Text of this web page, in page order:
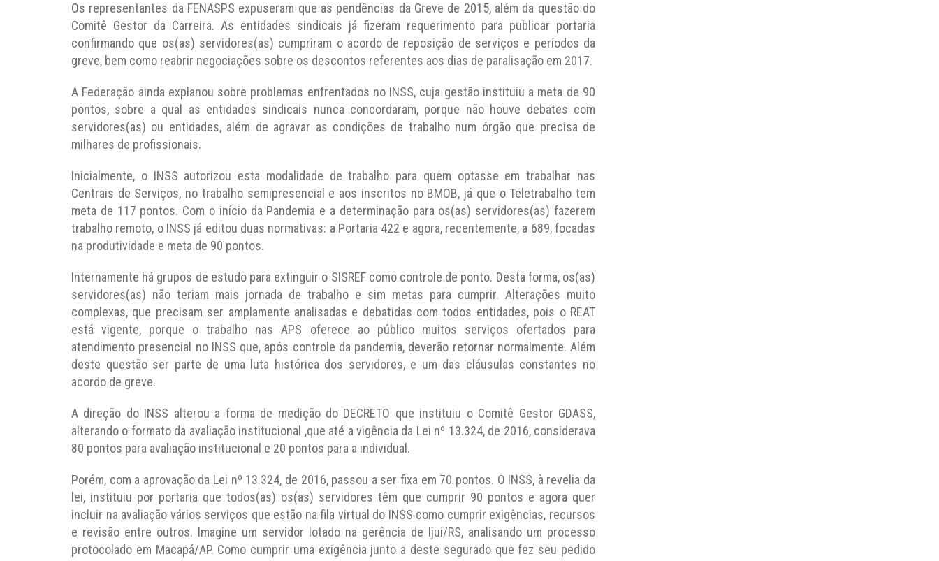
Os representantes da FENASPS expuseram que as pendências da Greve de 2015, além da questão do
Comitê Gestor da Carreira. As entidades sindicais já fizeram requerimento para publicar portaria
confirmando que os(as) servidores(as) cumpriram o acordo de reposição de serviços e períodos da
greve, bem como reabrir negociações sobre os descontos referentes aos dias de paralisação em 2017.
A Federação ainda explanou sobre problemas enfrentados no INSS, cuja gestão instituiu a meta de 90
pontos, sobre a qual as entidades sindicais nunca concordaram, porque não houve debates com
servidores(as) ou entidades, além de agravar as condições de trabalho num órgão que precisa de
milhares de profissionais.
Inicialmente, o INSS autorizou esta modalidade de trabalho para quem optasse em trabalhar nas
Centrais de Serviços, no trabalho semipresencial e aos inscritos no BMOB, já que o Teletrabalho tem
meta de 117 pontos. Com o início da Pandemia e a determinação para os(as) servidores(as) fazerem
trabalho remoto, o INSS já editou duas normativas: a Portaria 422 e agora, recentemente, a 689, focadas
na produtividade e meta de 90 pontos.
Internamente há grupos de estudo para extinguir o SISREF como controle de ponto. Desta forma, os(as)
servidores(as) não teriam mais jornada de trabalho e sim metas para cumprir. Alterações muito
complexas, que precisam ser amplamente analisadas e debatidas com todos entidades, pois o REAT
está vigente, porque o trabalho nas APS oferece ao público muitos serviços ofertados para
atendimento presencial no INSS que, após controle da pandemia, deverão retornar normalmente. Além
deste questão ser parte de uma luta histórica dos servidores, e um das cláusulas constantes no
acordo de greve.
A direção do INSS alterou a forma de medição do DECRETO que instituiu o Comitê Gestor GDASS,
alterando o formato da avaliação institucional ,que até a vigência da Lei nº 13.324, de 2016, considerava
80 pontos para avaliação institucional e 20 pontos para a individual.
Porém, com a aprovação da Lei nº 13.324, de 2016, passou a ser fixa em 70 pontos. O INSS, à revelia da
lei, instituiu por portaria que todos(as) os(as) servidores têm que cumprir 90 pontos e agora quer
incluir na avaliação vários serviços que estão na fila virtual do INSS como cumprir exigências, recursos
e revisão entre outros. Imagine um servidor lotado na gerência de Ijuí/RS, analisando um processo
protocolado em Macapá/AP. Como cumprir uma exigência junto a deste segurado que fez seu pedido